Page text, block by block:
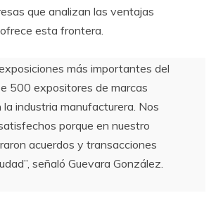
que analizan las ventajas
esta frontera.
más importantes del
500 expositores de marcas
industria manufacturera. Nos
porque en nuestro
acuerdos y transacciones
señaló Guevara González.